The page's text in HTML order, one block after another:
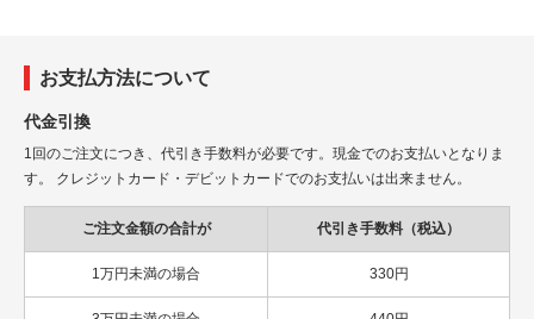
お支払方法について
代金引換
1回のご注文につき、代引き手数料が必要です。現金でのお支払いとなりま
す。 クレジットカード・デビットカードでのお支払いは出来ません。
ご注文金額の合計が 代引き手数料（税込）
1万円未満の場合 330円